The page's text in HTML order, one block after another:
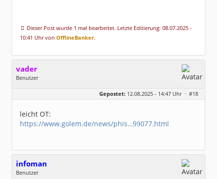
Dieser Post wurde 1 mal bearbeitet. Letzte Editierung: 08.07.2025 -
10:41 Uhr von OfflineBanker.
vader
Benutzer
Dabei seit:
12 / 2004
Gepostet: 12.08.2025 - 14:47 Uhr · #18
leicht OT:
https://www.golem.de/news/phis…99077.html
infoman
Benutzer